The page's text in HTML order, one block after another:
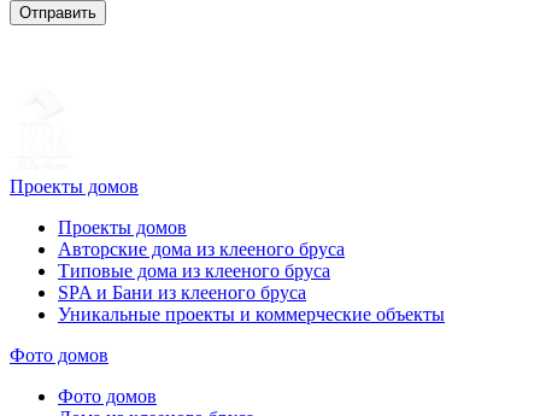
Отправить
Проекты домов
Проекты домов
Авторские дома из клееного бруса
Типовые дома из клееного бруса
SPA и Бани из клееного бруса
Уникальные проекты и коммерческие объекты
Фото домов
Фото домов